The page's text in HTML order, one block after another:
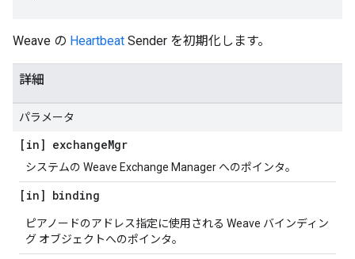
Weave の Heartbeat Sender を初期化します。
詳細
パラメータ
[in] exchangeMgr
システムの Weave Exchange Manager へのポインタ。
[in] binding
ピアノードのアドレス指定に使用される Weave バインディン
グ オブジェクトへのポインタ。